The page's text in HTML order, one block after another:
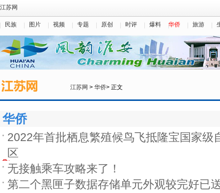
江苏网
民族 图片 视频 专题 原创 时评 爆料 华侨 旅游
江苏网 > 华侨> 正文
华侨
2022年首批栖息繁殖候鸟飞抵隆宝国家级
区
无接触乘车攻略来了！
第二个黑匣子数据存储单元外观较完好已